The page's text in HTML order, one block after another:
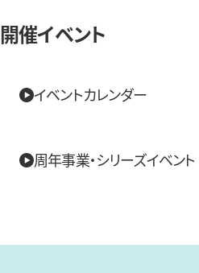
開催イベント
イベントカレンダー
周年事業・シリーズイベント